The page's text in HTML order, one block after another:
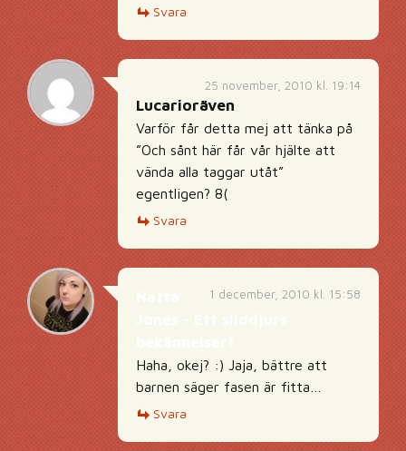
Svara
25 november, 2010 kl. 19:14
Lucarioräven
Varför får detta mej att tänka på
”Och sånt här får vår hjälte att
vända alla taggar utåt”
egentligen? 8(
Svara
1 december, 2010 kl. 15:58
Haha, okej? :) Jaja, bättre att
barnen säger fasen är fitta…
Svara